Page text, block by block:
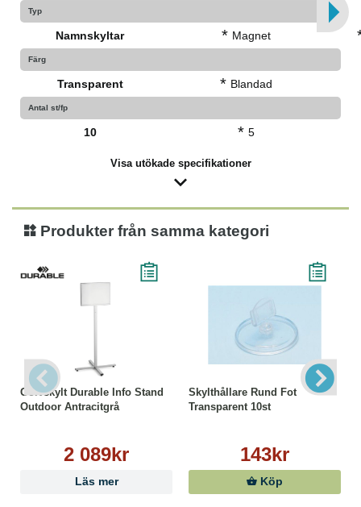
Typ
Namnskyltar * Magnet
Färg
Transparent * Blandad
Antal st/fp
10 * 5
Visa utökade specifikationer
Produkter från samma kategori
Golvskylt Durable Info Stand
Outdoor Antracitgrå
2 089kr
Läs mer
Skylthållare Rund Fot
Transparent 10st
143kr
Köp